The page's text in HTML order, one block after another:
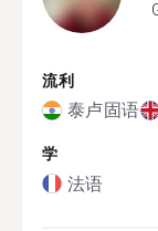
流利
泰卢固语
学
法语